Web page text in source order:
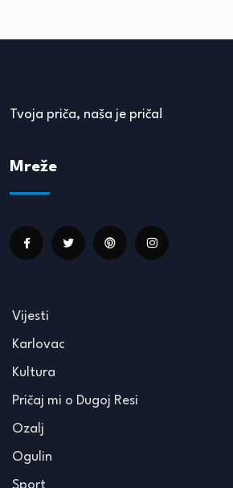
Tvoja priča, naša je priča!
Mreže
Vijesti
Karlovac
Kultura
Pričaj mi o Dugoj Resi
Ozalj
Ogulin
Sport